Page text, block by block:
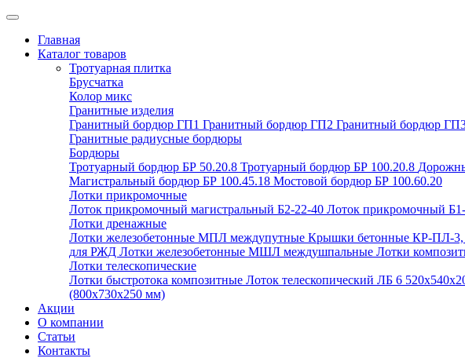
Главная
Каталог товаров
Тротуарная плитка
Брусчатка
Колор микс
Гранитные изделия
Гранитный бордюр ГП1 Гранитный бордюр ГП2 Гранитный бордюр
Гранитные радиусные бордюры
Бордюры
Тротуарный бордюр БР 50.20.8 Тротуарный бордюр БР 100.20.8
Магистральный бордюр БР 100.45.18 Мостовой бордюр БР 100.60.20
Лотки прикромочные
Лоток прикромочный магистральный Б2-22-40 Лоток прикромочный
Лотки дренажные
Лотки железобетонные МПЛ междупутные Крышки бетонные КР-ПЛ-
для РЖД Лотки железобетонные МШЛ междушпальные Лотки
Лотки телескопические
Лотки быстротока композитные Лоток телескопический ЛБ 6
(800х730х250 мм)
Акции
О компании
Статьи
Контакты